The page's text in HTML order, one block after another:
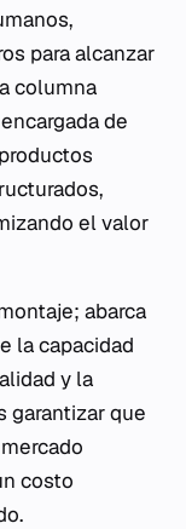
para alcanzar
columna
de
el valor
abarca
la capacidad
y la
garantizar que
costo